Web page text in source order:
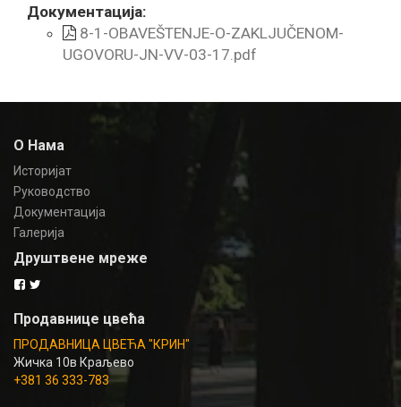
Документација:
8-1-OBAVEŠTENJE-O-ZAKLJUČENOM-
UGOVORU-JN-VV-03-17.pdf
О Нама
Историјат
Руководство
Документација
Галерија
Друштвене мреже
Продавнице цвећа
ПРОДАВНИЦА ЦВЕЋА "КРИН"
Жичка 10в Краљево
+381 36 333-783